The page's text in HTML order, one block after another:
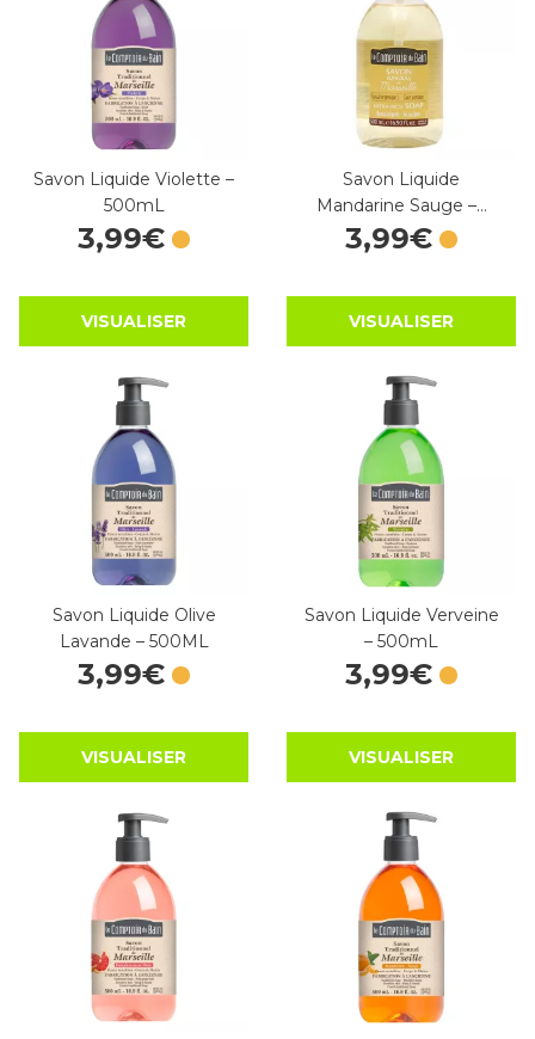
Savon Liquide Violette –
500mL
3,99€
VISUALISER
Savon Liquide
Mandarine Sauge –…
3,99€
VISUALISER
Savon Liquide Olive
Lavande – 500ML
3,99€
VISUALISER
Savon Liquide Verveine
– 500mL
3,99€
VISUALISER